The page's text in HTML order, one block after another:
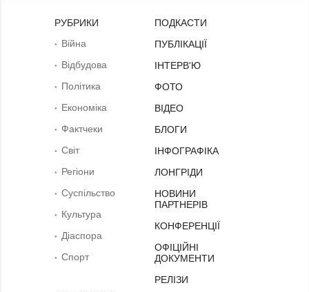
РУБРИКИ
Війна
Відбудова
Політика
Економіка
Фактчеки
Світ
Регіони
Суcпільcтво
Культура
Діаcпора
Спорт
ПОДКАСТИ
ПУБЛІКАЦІЇ
ІНТЕРВ'Ю
ФОТО
ВІДЕО
БЛОГИ
ІНФОГРАФІКА
ЛОНГРІДИ
НОВИНИ
ПАРТНЕРІВ
КОНФЕРЕНЦІЇ
ОФІЦІЙНІ
ДОКУМЕНТИ
РЕЛІЗИ